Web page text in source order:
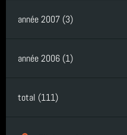
année 2007 (3)
année 2006 (1)
total (111)